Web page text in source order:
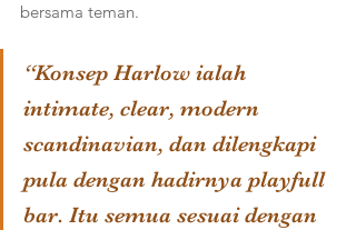
bersama teman.
“Konsep Harlow ialah
intimate, clear, modern
scandinavian, dan dilengkapi
pula dengan hadirnya playfull
bar. Itu semua sesuai dengan